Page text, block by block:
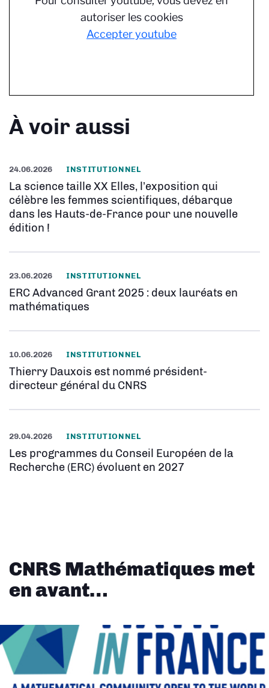
autoriser les cookies
Accepter youtube
À voir aussi
24.06.2026 INSTITUTIONNEL
La science taille XX Elles, l’exposition qui
célèbre les femmes scientifiques, débarque
dans les Hauts-de-France pour une nouvelle
édition !
23.06.2026 INSTITUTIONNEL
ERC Advanced Grant 2025 : deux lauréats en
mathématiques
10.06.2026 INSTITUTIONNEL
Thierry Dauxois est nommé président-
directeur général du CNRS
29.04.2026 INSTITUTIONNEL
Les programmes du Conseil Européen de la
Recherche (ERC) évoluent en 2027
CNRS Mathématiques met
en avant…